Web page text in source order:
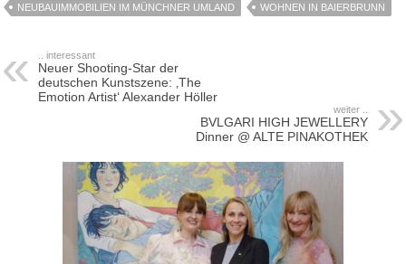
NEUBAUIMMOBILIEN IM MÜNCHNER UMLAND
WOHNEN IN BAIERBRUNN
.. interessant
Neuer Shooting-Star der
deutschen Kunstszene: ‚The
Emotion Artist‘ Alexander Höller
weiter ..
BVLGARI HIGH JEWELLERY
Dinner @ ALTE PINAKOTHEK